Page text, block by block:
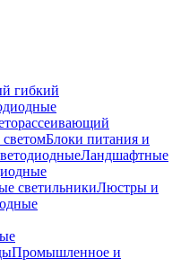
гибкий
Блоки питания и
Ландшафтные
светильникиЛюстры и
Промышленное и